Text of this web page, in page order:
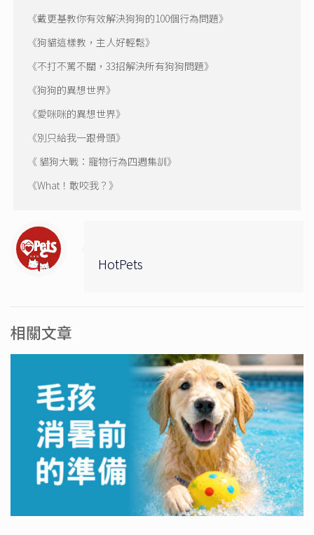
《戴更基教你有效解決狗狗的100個行為問題》
《狗貓這樣教，主人好輕鬆》
《不打不罵不關，33招解決所有狗狗問題》
《狗狗的異想世界》
《愛咪咪的異想世界》
《別只給我一跟骨頭》
《 貓狗大戰：寵物行為四週集訓》
《What！敢咬我？》
HotPets
相關文章